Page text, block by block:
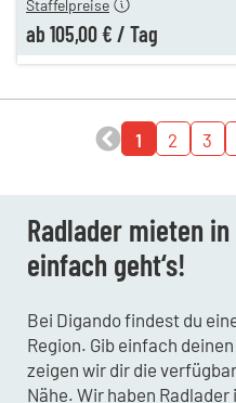
Staffelpreise
ab 105,00 € / Tag
1 2 3
Radlader mieten in
einfach geht‘s!
Bei Digando findest du
Region. Gib einfach
zeigen wir dir die
Nähe. Wir haben Radlader